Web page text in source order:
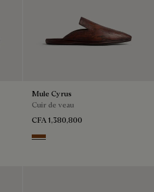
Mule Cyrus
Cuir de veau
CFA 1,380,800
TABACCO